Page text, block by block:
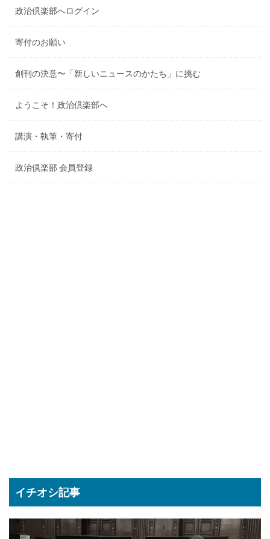
政治倶楽部へログイン
寄付のお願い
創刊の決意〜「新しいニュースのかたち」に挑む
ようこそ！政治倶楽部へ
講演・執筆・寄付
政治倶楽部 会員登録
イチオシ記事